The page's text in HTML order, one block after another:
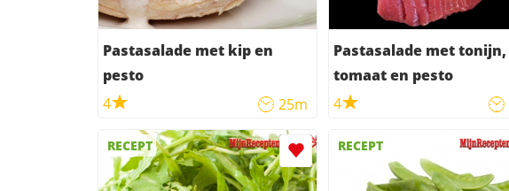
Pastasalade met kip en
pesto
4
25m
Pastasalade met tonijn,
tomaat en pesto
4
RECEPT RECEPT